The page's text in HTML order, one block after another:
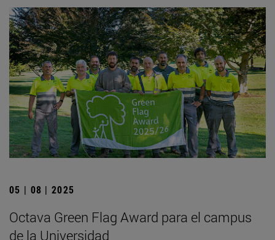
05 | 08 | 2025
Octava Green Flag Award para el campus
de la Universidad